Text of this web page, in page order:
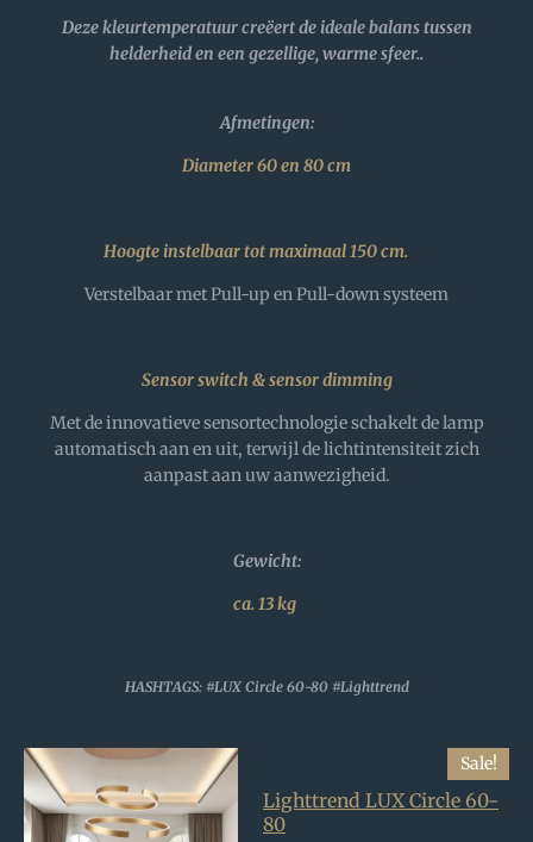
Deze kleurtemperatuur creëert de ideale balans tussen
helderheid en een gezellige, warme sfeer..
Afmetingen:
Diameter 60 en 80 cm
Hoogte instelbaar tot maximaal 150 cm.
Verstelbaar met Pull-up en Pull-down systeem
Sensor switch & sensor dimming
Met de innovatieve sensortechnologie schakelt de lamp
automatisch aan en uit, terwijl de lichtintensiteit zich
aanpast aan uw aanwezigheid.
Gewicht:
ca. 13kg
HASHTAGS: #LUX Circle 60-80 #Lighttrend
Sale!
Lighttrend LUX Circle 60-
80